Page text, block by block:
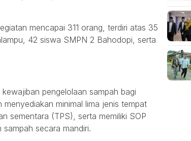
mencapai 311 orang, terdiri atas 35
42 siswa SMPN 2 Bahodopi, serta
pengelolaan sampah bagi
minimal lima jenis tempat
sementara (TPS), serta memiliki SOP
secara mandiri.